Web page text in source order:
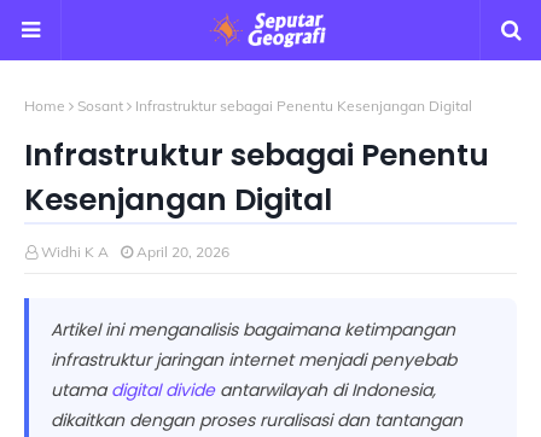
Home Sosant Infrastruktur sebagai Penentu Kesenjangan Digital
Infrastruktur sebagai Penentu
Kesenjangan Digital
Widhi K A April 20, 2026
Artikel ini menganalisis bagaimana ketimpangan
infrastruktur jaringan internet menjadi penyebab
utamadigital divideantarwilayah di Indonesia,
dikaitkan dengan proses ruralisasi dan tantangan